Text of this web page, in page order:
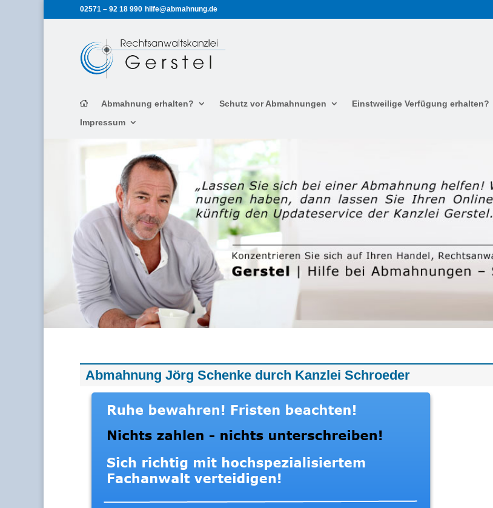
02571 – 92 18 990 hilfe@abmahnung.de
Abmahnung erhalten? Schutz vor Abmahnungen Einstweilige Verfügung erhalten?
Impressum
Abmahnung Jörg Schenke durch Kanzlei Schroeder